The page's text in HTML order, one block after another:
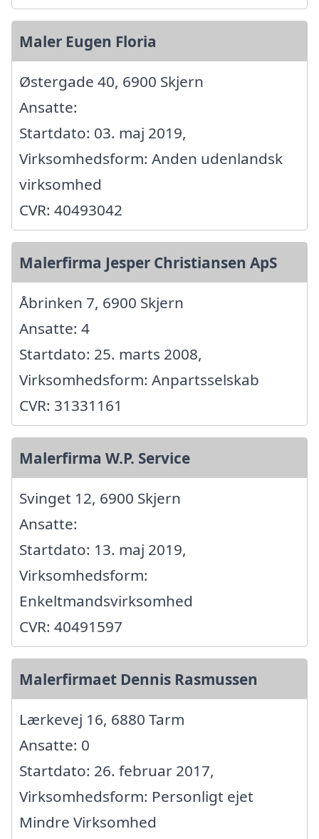
Maler Eugen Floria
Østergade 40, 6900 Skjern
Ansatte:
Startdato: 03. maj 2019,
Virksomhedsform: Anden udenlandsk
virksomhed
CVR: 40493042
Malerfirma Jesper Christiansen ApS
Åbrinken 7, 6900 Skjern
Ansatte: 4
Startdato: 25. marts 2008,
Virksomhedsform: Anpartsselskab
CVR: 31331161
Malerfirma W.P. Service
Svinget 12, 6900 Skjern
Ansatte:
Startdato: 13. maj 2019,
Virksomhedsform:
Enkeltmandsvirksomhed
CVR: 40491597
Malerfirmaet Dennis Rasmussen
Lærkevej 16, 6880 Tarm
Ansatte: 0
Startdato: 26. februar 2017,
Virksomhedsform: Personligt ejet
Mindre Virksomhed